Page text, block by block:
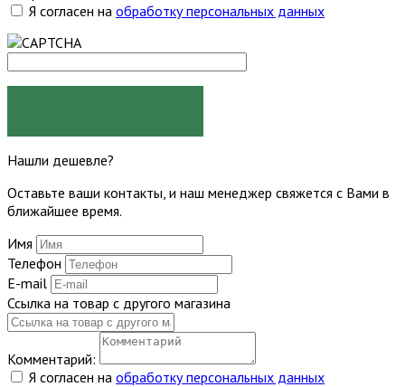
Я согласен на обработку персональных данных
Нашли дешевле?
Оставьте ваши контакты, и наш менеджер свяжется с Вами в
ближайшее время.
Имя
Телефон
E-mail
Ссылка на товар с другого магазина
Комментарий:
Я согласен на обработку персональных данных